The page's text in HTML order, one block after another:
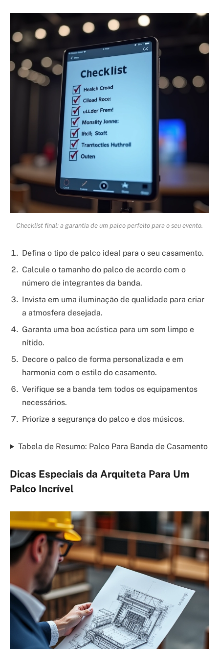
Checklist final: a garantia de um palco perfeito para o seu evento.
Defina o tipo de palco ideal para o seu casamento.
Calcule o tamanho do palco de acordo com o
número de integrantes da banda.
Invista em uma iluminação de qualidade para criar
a atmosfera desejada.
Garanta uma boa acústica para um som limpo e
nítido.
Decore o palco de forma personalizada e em
harmonia com o estilo do casamento.
Verifique se a banda tem todos os equipamentos
necessários.
Priorize a segurança do palco e dos músicos.
Tabela de Resumo: Palco Para Banda de Casamento
Dicas Especiais da Arquiteta Para Um
Palco Incrível